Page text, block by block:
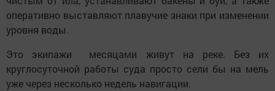
оперативно выставляют плавучие знаки при изменении
уровня воды.
Это экипажи месяцами живут на реке. Без их
круглосуточной работы суда просто сели бы на мель
уже через несколько недель навигации.